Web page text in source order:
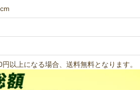
以上になる場合、送料無料となります。